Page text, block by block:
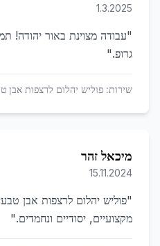
1.3.2025
"עבודה מצוינת באור יהודה!
גרופ."
שירות: פוליש יהלום לרצפות אבן
מיכאל זהר
15.11.2024
"פוליש יהלום לרצפות אבן
מקצועיים, יסודיים ונחמדים."